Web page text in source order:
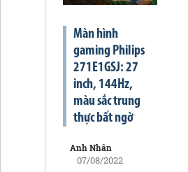
Màn hình
gaming Philips
271E1GSJ: 27
inch, 144Hz,
màu sắc trung
thực bất ngờ
Anh Nhân
07/08/2022